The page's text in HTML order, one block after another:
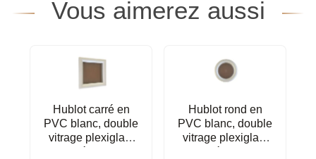
Vous aimerez aussi
Hublot carré en
PVC blanc, double
vitrage plexiglas,
Hublot rond en
PVC blanc, double
vitrage plexiglas,